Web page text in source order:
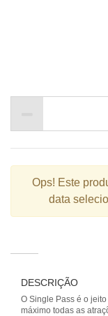
Ops! Este
data
DESCRIÇÃO
O Single Pass é o
máximo todas as